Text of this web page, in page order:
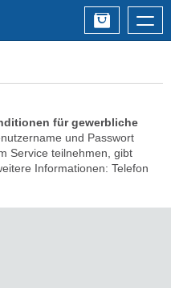
für gewerbliche
und Passwort
Service teilnehmen, gibt
Informationen: Telefon